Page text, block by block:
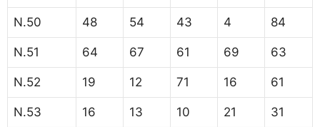
N.50 48 54 43 4 84
N.51 64 67 61 69 63
N.52 19 12 71 16 61
N.53 16 13 10 21 31